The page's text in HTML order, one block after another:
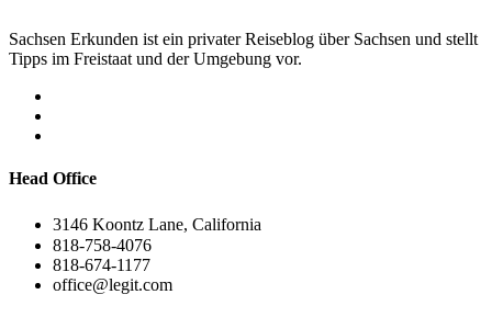
Sachsen Erkunden ist ein privater Reiseblog über Sachsen und stellt
Tipps im Freistaat und der Umgebung vor.
Head Office
3146 Koontz Lane, California
818-758-4076
818-674-1177
office@legit.com